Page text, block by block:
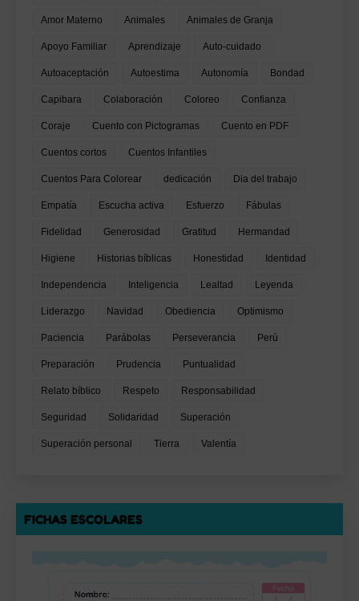
Amor Materno Animales Animales de Granja
Apoyo Familiar Aprendizaje Auto-cuidado
Autoaceptación Autoestima Autonomía Bondad
Capibara Colaboración Coloreo Confianza
Coraje Cuento con Pictogramas Cuento en PDF
Cuentos cortos Cuentos Infantiles
Cuentos Para Colorear dedicación Dia del trabajo
Empatía Escucha activa Esfuerzo Fábulas
Fidelidad Generosidad Gratitud Hermandad
Higiene Historias bíblicas Honestidad Identidad
Independencia Inteligencia Lealtad Leyenda
Liderazgo Navidad Obediencia Optimismo
Paciencia Parábolas Perseverancia Perú
Preparación Prudencia Puntualidad
Relato bíblico Respeto Responsabilidad
Seguridad Solidaridad Superación
Superación personal Tierra Valentía
FICHAS ESCOLARES